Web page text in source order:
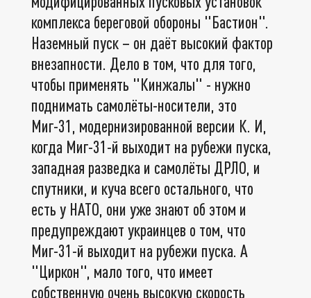
комплекса береговой обороны "Бастион".
Наземный пуск – он даёт высокий фактор
внезапности. Дело в том, что для того,
чтобы применять "Кинжалы" - нужно
поднимать самолёты-носители, это
Миг-31, модернизированной версии К. И,
когда Миг-31-й выходит на рубежи пуска,
западная разведка и самолёты ДРЛО, и
спутники, и куча всего остального, что
есть у НАТО, они уже знают об этом и
предупреждают украинцев о том, что
Миг-31-й выходит на рубежи пуска. А
"Циркон", мало того, что имеет
собственную очень высокую скорость